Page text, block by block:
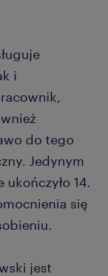
i
do tego
Jedynym
14.
się
jest